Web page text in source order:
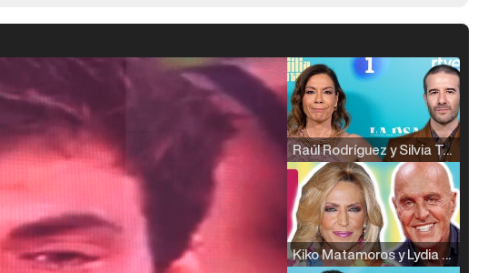
Raúl Rodríguez y Silvia Taulés nos cuentan su papel en 'La familia de la tele'
Kiko Matamoros y Lydia Lozano: "Nuestro público es de todas las edades y RTVE tiene un público muy pegado a las novelas, al que tenemos que captar"